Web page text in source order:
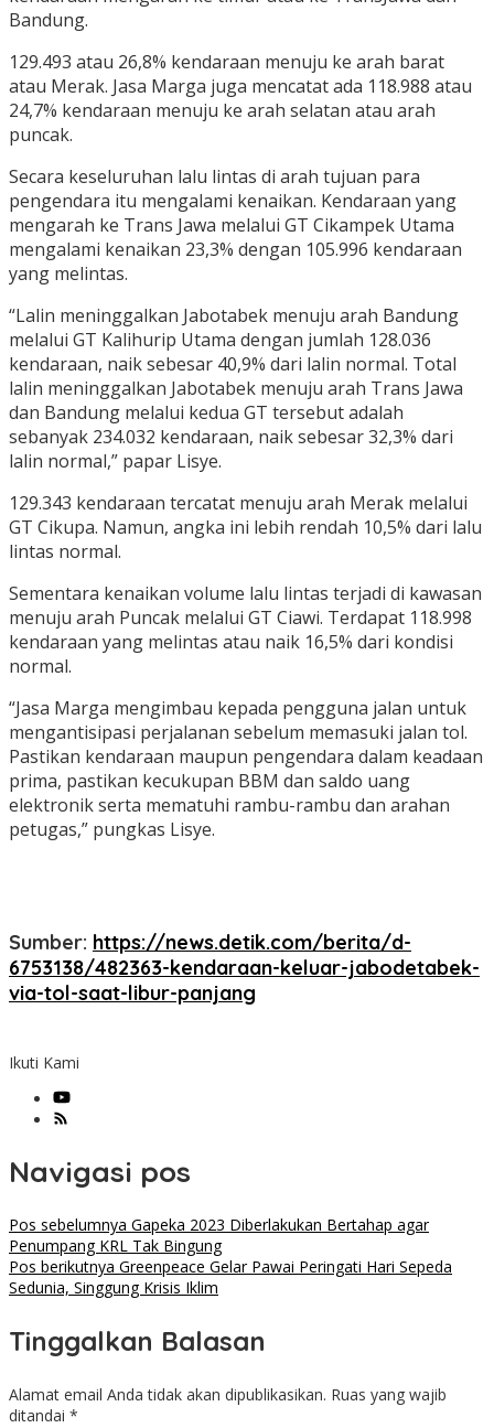
Bandung.
129.493 atau 26,8% kendaraan menuju ke arah barat
atau Merak. Jasa Marga juga mencatat ada 118.988 atau
24,7% kendaraan menuju ke arah selatan atau arah
puncak.
Secara keseluruhan lalu lintas di arah tujuan para
pengendara itu mengalami kenaikan. Kendaraan yang
mengarah ke Trans Jawa melalui GT Cikampek Utama
mengalami kenaikan 23,3% dengan 105.996 kendaraan
yang melintas.
“Lalin meninggalkan Jabotabek menuju arah Bandung
melalui GT Kalihurip Utama dengan jumlah 128.036
kendaraan, naik sebesar 40,9% dari lalin normal. Total
lalin meninggalkan Jabotabek menuju arah Trans Jawa
dan Bandung melalui kedua GT tersebut adalah
sebanyak 234.032 kendaraan, naik sebesar 32,3% dari
lalin normal,” papar Lisye.
129.343 kendaraan tercatat menuju arah Merak melalui
GT Cikupa. Namun, angka ini lebih rendah 10,5% dari lalu
lintas normal.
Sementara kenaikan volume lalu lintas terjadi di kawasan
menuju arah Puncak melalui GT Ciawi. Terdapat 118.998
kendaraan yang melintas atau naik 16,5% dari kondisi
normal.
“Jasa Marga mengimbau kepada pengguna jalan untuk
mengantisipasi perjalanan sebelum memasuki jalan tol.
Pastikan kendaraan maupun pengendara dalam keadaan
prima, pastikan kecukupan BBM dan saldo uang
elektronik serta mematuhi rambu-rambu dan arahan
petugas,” pungkas Lisye.
Sumber: https://news.detik.com/berita/d-
6753138/482363-kendaraan-keluar-jabodetabek-
via-tol-saat-libur-panjang
Ikuti Kami
Navigasi pos
Pos sebelumnya Gapeka 2023 Diberlakukan Bertahap agar
Penumpang KRL Tak Bingung
Pos berikutnya Greenpeace Gelar Pawai Peringati Hari Sepeda
Sedunia, Singgung Krisis Iklim
Tinggalkan Balasan
Alamat email Anda tidak akan dipublikasikan. Ruas yang wajib
ditandai *